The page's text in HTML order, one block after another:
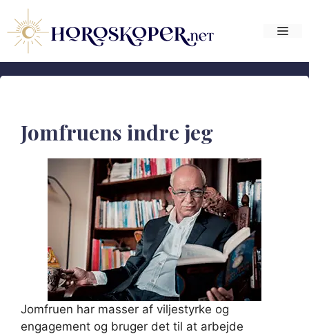
indhold
Jomfruens indre jeg
Jomfruen har masser af viljestyrke og
engagement og bruger det til at arbejde